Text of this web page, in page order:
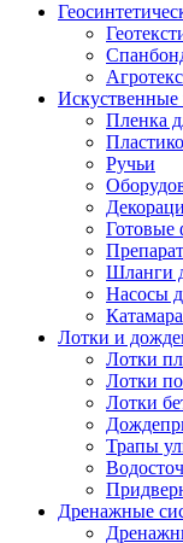
Пленка
Ручьи
Готовые
Шланги
Насосы
Лотки и
Лотки
Лотки
Лотки
Трапы
Дренажные